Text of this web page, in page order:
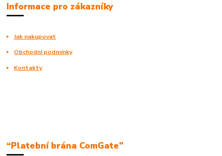
Informace pro zákazníky
Jak nakupovat
Obchodní podmínky
Kontakty
“Platební brána ComGate”